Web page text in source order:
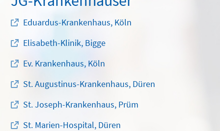
Eduardus-Krankenhaus, Köln
Elisabeth-Klinik, Bigge
Ev. Krankenhaus, Köln
St. Augustinus-Krankenhaus, Düren
St. Joseph-Krankenhaus, Prüm
St. Marien-Hospital, Düren